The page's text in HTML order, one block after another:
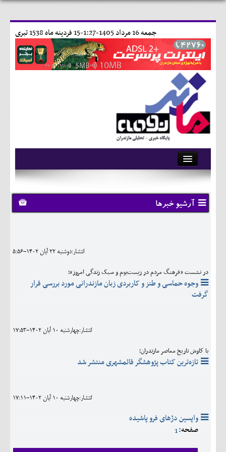
15 فردينه ماه 1538 تبری جمعه 16 مرداد 1405-1:27-
آرشیو
تماس با ما
وبلاگ
کلینیک
حقوقی
اقتصادی
آرشیو خبرها
انتشار:دوشنبه 22 آبان 1402-5:56
در نشست «فرهنگ مردم در زیست‌بوم و سبک زندگی امروز»؛
وجوه حماسی و طنز و کاربردی زبان مازندرانی مورد بررسی قرار
گرفت
انتشار:چهارشنبه 10 آبان 1402-17:53
با کاوش تاریخ معاصر مازندران؛
تازه‌ترین کتاب پژوهشگر قائمشهری منتشر شد
انتشار:چهارشنبه 10 آبان 1402-17:11
واپسین دژهای فرو پاشیده
صفحه:1